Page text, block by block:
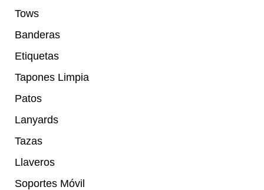
Tows
Banderas
Etiquetas
Tapones Limpia
Patos
Lanyards
Tazas
Llaveros
Soportes Móvil